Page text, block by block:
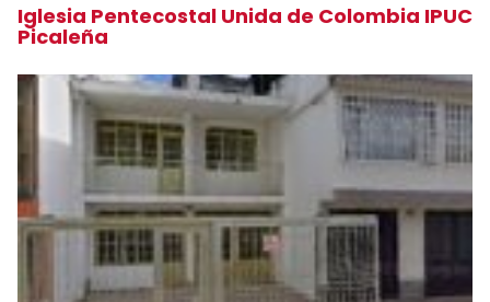
Iglesia Pentecostal Unida de Colombia IPUC
Picaleña